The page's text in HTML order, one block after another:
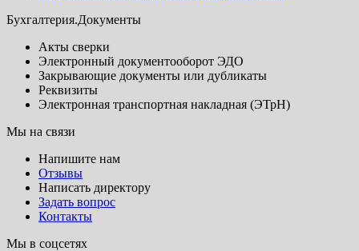
Бухгалтерия.Документы
Акты сверки
Электронный документооборот ЭДО
Закрывающие документы или дубликаты
Реквизиты
Электронная транспортная накладная (ЭТрН)
Мы на связи
Напишите нам
Отзывы
Написать директору
Задать вопрос
Контакты
Мы в соцсетях